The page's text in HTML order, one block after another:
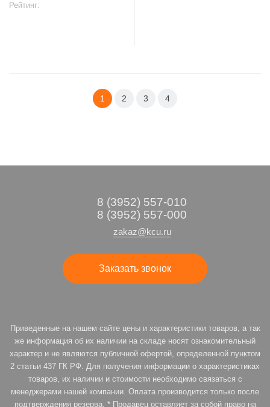
Рейтинг:
1 2 3 4
8 (3952) 557-010
8 (3952) 557-000
zakaz@kcu.ru
Заказать звонок
Приведенные на нашем сайте цены и характеристики товаров, а так
же информация об их наличии на складе носят ознакомительный
характер и не являются публичной офертой, определенной пунктом
2 статьи 437 ГК РФ. Для получения информации о характеристиках
товаров, их наличии и стоимости необходимо связаться с
менеджерами нашей компании. Оплата производится только после
подтверждения резерва. * Продавец оставляет за собой право на